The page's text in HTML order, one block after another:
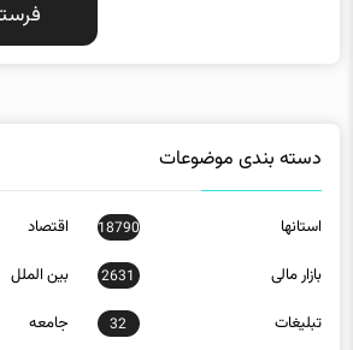
استانها
بازار مالی 2631
تبلیغات 32 جامعه
دانش 7584 عمومی